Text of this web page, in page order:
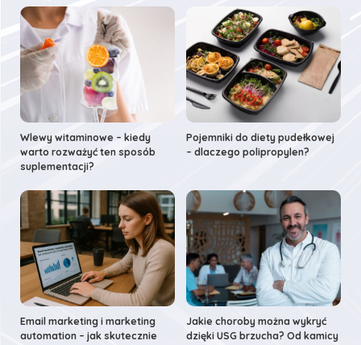
Wlewy witaminowe – kiedy
warto rozważyć ten sposób
suplementacji?
Pojemniki do diety pudełkowej
– dlaczego polipropylen?
Email marketing i marketing
automation – jak skutecznie
Jakie choroby można wykryć
dzięki USG brzucha? Od kamicy